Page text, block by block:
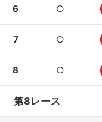
6 ○
7 ○
8 ○
第8レース